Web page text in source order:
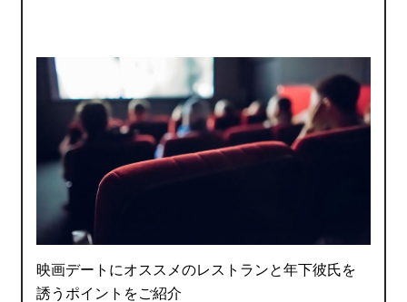
映画デートにオススメのレストランと年下彼氏を
誘うポイントをご紹介